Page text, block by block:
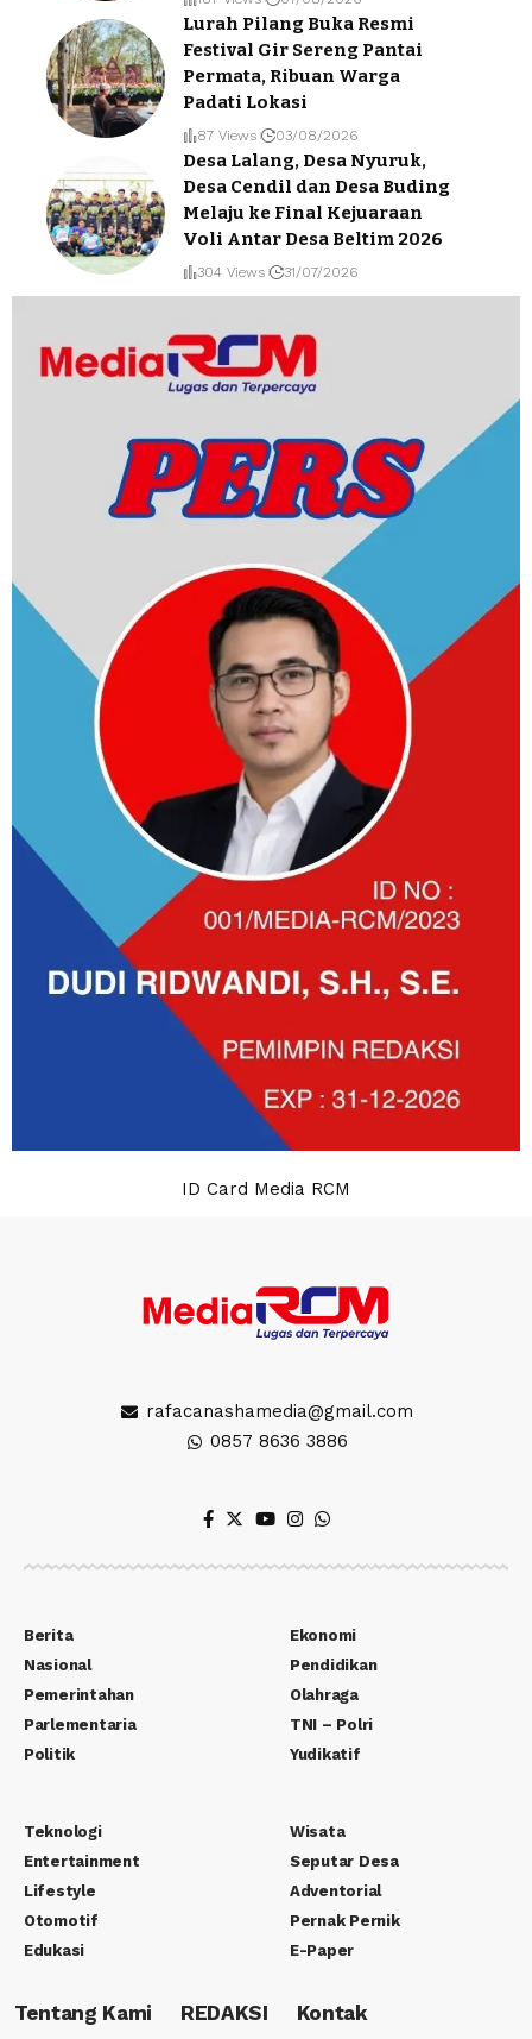
Lurah Pilang Buka Resmi
Festival Gir Sereng Pantai
Permata, Ribuan Warga
Padati Lokasi
87 Views 03/08/2026
Desa Lalang, Desa Nyuruk,
Desa Cendil dan Desa Buding
Melaju ke Final Kejuaraan
Voli Antar Desa Beltim 2026
304 Views 31/07/2026
ID Card Media RCM
rafacanashamedia@gmail.com
0857 8636 3886
Berita
Nasional
Pemerintahan
Parlementaria
Politik
Ekonomi
Pendidikan
Olahraga
TNI – Polri
Yudikatif
Teknologi
Entertainment
Lifestyle
Otomotif
Edukasi
Wisata
Seputar Desa
Adventorial
Pernak Pernik
E-Paper
Tentang Kami REDAKSI Kontak